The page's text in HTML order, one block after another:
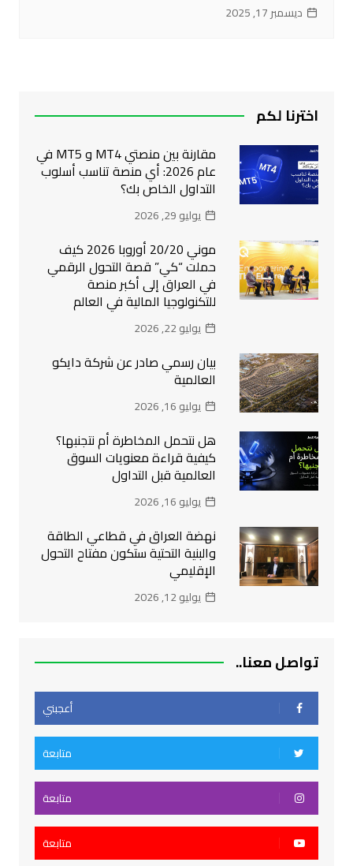
ديسمبر 17, 2025
اخترنا لكم
مقارنة بين منصتي MT4 و MT5 في
عام 2026: أي منصة تناسب أسلوب
التداول الخاص بك؟
يوليو 29, 2026
موني 20/20 أوروبا 2026 كيف
حملت “كي” قصة التحول الرقمي
في العراق إلى أكبر منصة
للتكنولوجيا المالية في العالم
يوليو 22, 2026
بيان رسمي صادر عن شركة دايكو
العالمية
يوليو 16, 2026
هل نتحمل المخاطرة أم نتجنبها؟
كيفية قراءة معنويات السوق
العالمية قبل التداول
يوليو 16, 2026
نهضة العراق في قطاعي الطاقة
والبنية التحتية ستكون مفتاح التحول
الإقليمي
يوليو 12, 2026
تواصل معنا..
أعجبني
متابعة
متابعة
متابعة